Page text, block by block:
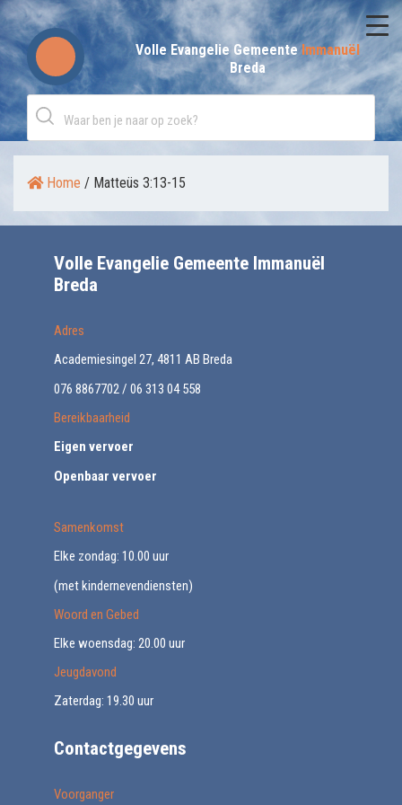
Skip
to
content
Volle Evangelie GemeenteImmanuël
Breda
Home / Matteüs 3:13-15
Volle Evangelie Gemeente Immanuël
Breda
Adres
Academiesingel 27, 4811 AB Breda
076 8867702 / 06 313 04 558
Bereikbaarheid
Eigen vervoer
Openbaar vervoer
Samenkomst
Elke zondag: 10.00 uur
(met kindernevendiensten)
Woord en Gebed
Elke woensdag: 20.00 uur
Jeugdavond
Zaterdag: 19.30 uur
Contactgegevens
Voorganger